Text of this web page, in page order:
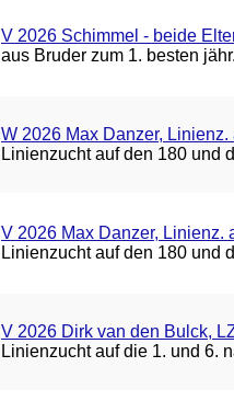
V 2026 Schimmel - beide
aus Bruder zum 1. besten
W 2026 Max Danzer,
Linienzucht auf den 180 und
V 2026 Max Danzer, Linienz.
Linienzucht auf den 180 und
V 2026 Dirk van den Bulck,
Linienzucht auf die 1. und 6.